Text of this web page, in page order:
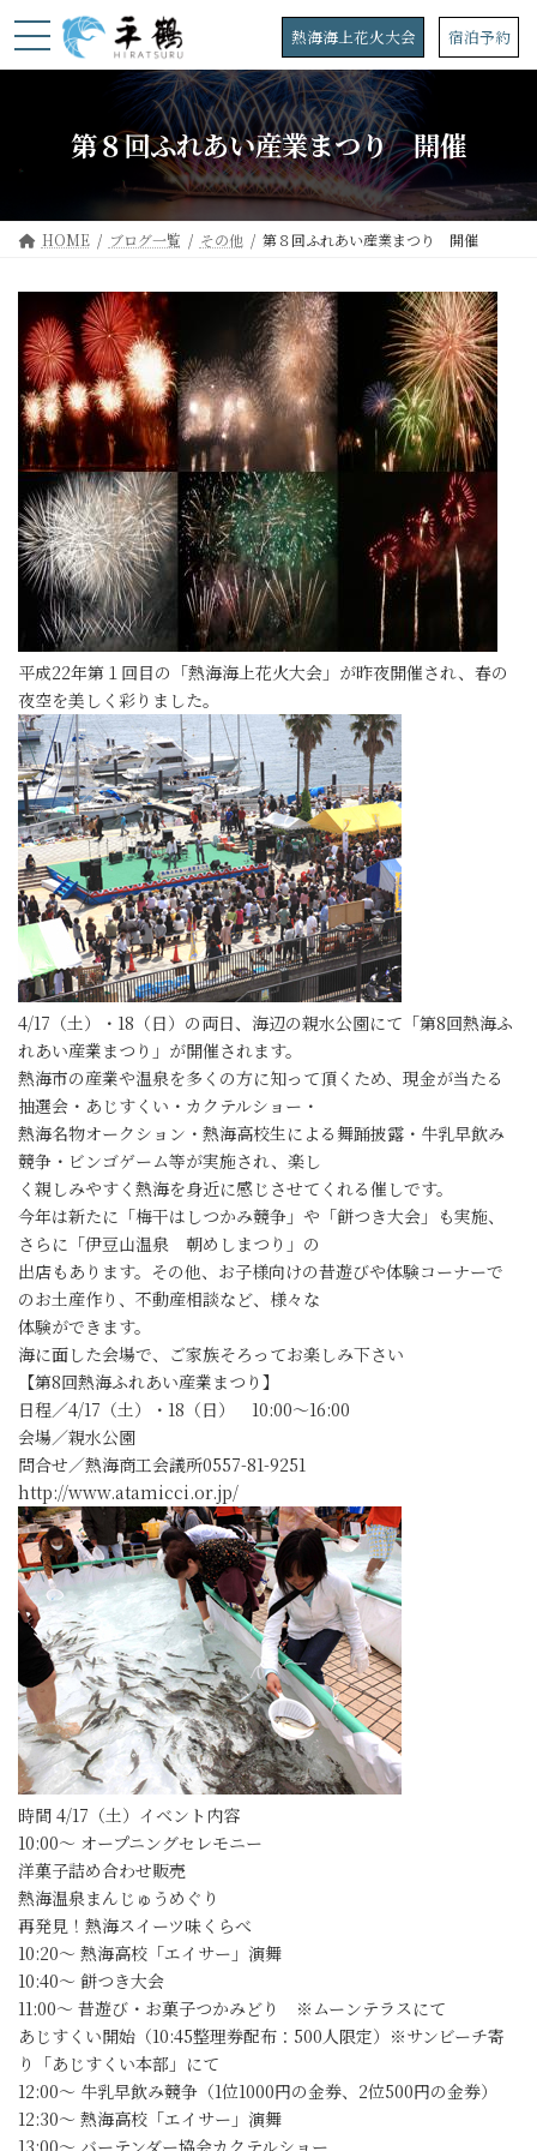
ン
プ
ビ
動
熱海海上花火大会 宿泊予約
第８回ふれあい産業まつり 開催
HOME ブログ一覧 その他 第８回ふれあい産業まつり 開催
平成22年第１回目の「熱海海上花火大会」が昨夜開催され、春の
夜空を美しく彩りました。
4/17（土）・18（日）の両日、海辺の親水公園にて「第8回熱海ふ
れあい産業まつり」が開催されます。
熱海市の産業や温泉を多くの方に知って頂くため、現金が当たる
抽選会・あじすくい・カクテルショー・
熱海名物オークション・熱海高校生による舞踊披露・牛乳早飲み
競争・ビンゴゲーム等が実施され、楽し
く親しみやすく熱海を身近に感じさせてくれる催しです。
今年は新たに「梅干はしつかみ競争」や「餅つき大会」も実施、
さらに「伊豆山温泉 朝めしまつり」の
出店もあります。その他、お子様向けの昔遊びや体験コーナーで
のお土産作り、不動産相談など、様々な
体験ができます。
海に面した会場で、ご家族そろってお楽しみ下さい
【第8回熱海ふれあい産業まつり】
日程／4/17（土）・18（日） 10:00～16:00
会場／親水公園
問合せ／熱海商工会議所0557-81-9251
http://www.atamicci.or.jp/
時間 4/17（土）イベント内容
10:00～ オープニングセレモニー
洋菓子詰め合わせ販売
熱海温泉まんじゅうめぐり
再発見！熱海スイーツ味くらべ
10:20～ 熱海高校「エイサー」演舞
10:40～ 餅つき大会
11:00～ 昔遊び・お菓子つかみどり ※ムーンテラスにて
あじすくい開始（10:45整理券配布：500人限定）※サンビーチ寄
り「あじすくい本部」にて
12:00～ 牛乳早飲み競争（1位1000円の金券、2位500円の金券）
12:30～ 熱海高校「エイサー」演舞
13:00～ バーテンダー協会カクテルショー